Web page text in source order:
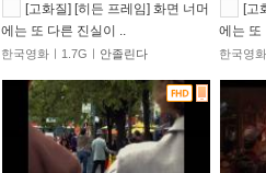
숨어있는 카드 마일리지 조회하고
스마트TV로 투디스크 영화,드라마,
자녀보호기능 으로 가족과 함께 투디
[고화질] [히든 프레임] 화면 너머
에는 또 다른 진실이 ..
한국영화ㅣ1.7Gㅣ 안졸린다
[고
에는 또
한국영